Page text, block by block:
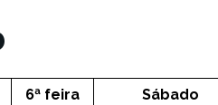
6ª feira
Sábado